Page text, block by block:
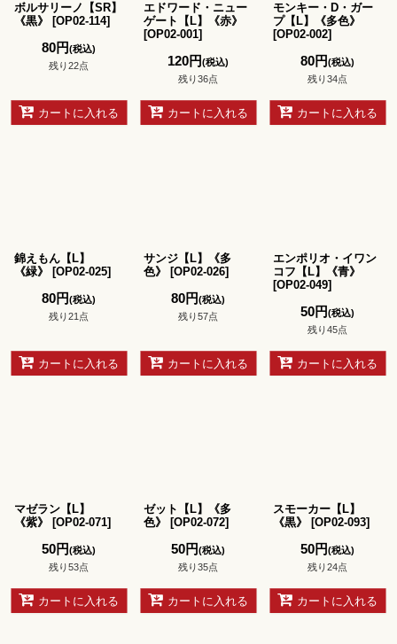
ボルサリーノ【SR】
《黒》
[OP02-114]
80円(税込)
残り22点
カートに入れる
エドワード・ニュー
ゲート【L】《赤》
[OP02-001]
120円(税込)
残り36点
カートに入れる
モンキー・D・ガー
プ【L】《多色》
[OP02-002]
80円(税込)
残り34点
カートに入れる
錦えもん【L】
《緑》
[OP02-025]
80円(税込)
残り21点
カートに入れる
サンジ【L】《多
色》
[OP02-026]
80円(税込)
残り57点
カートに入れる
エンポリオ・イワン
コフ【L】《青》
[OP02-049]
50円(税込)
残り45点
カートに入れる
マゼラン【L】
《紫》
[OP02-071]
50円(税込)
残り53点
カートに入れる
ゼット【L】《多
色》
[OP02-072]
50円(税込)
残り35点
カートに入れる
スモーカー【L】
《黒》
[OP02-093]
50円(税込)
残り24点
カートに入れる